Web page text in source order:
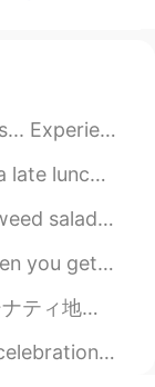
らお肉祭り
You are never to yo...
Lunch and dinner t...
translating instruct...
what you love, what m...
ました。ですが、インフレや株式の下落...
city😌. -New York➡️C...